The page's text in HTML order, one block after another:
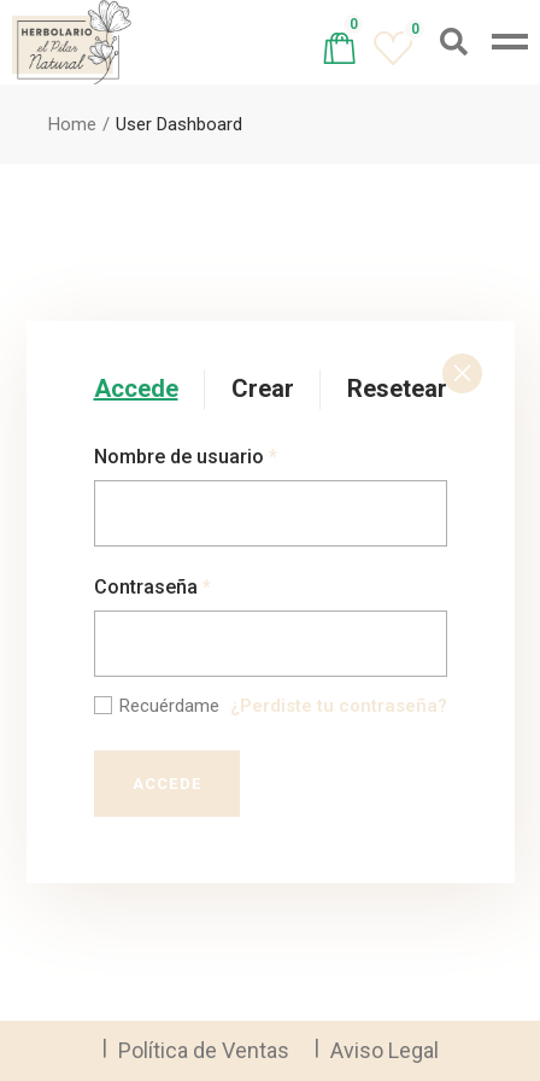
0 0
Home User Dashboard
Accede Crear Resetear
Nombre de usuario *
Contraseña *
Recuérdame ¿Perdiste tu contraseña?
ACCEDE
Política de Ventas Aviso Legal